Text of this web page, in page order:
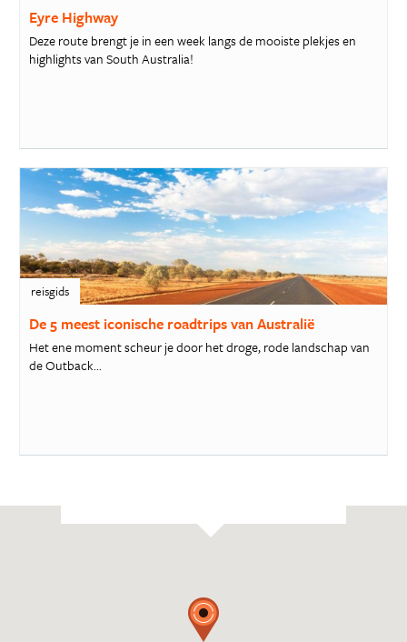
Eyre Highway
Deze route brengt je in een week langs de mooiste plekjes en
highlights van South Australia!
reisgids
De 5 meest iconische roadtrips van Australië
Het ene moment scheur je door het droge, rode landschap van
de Outback...